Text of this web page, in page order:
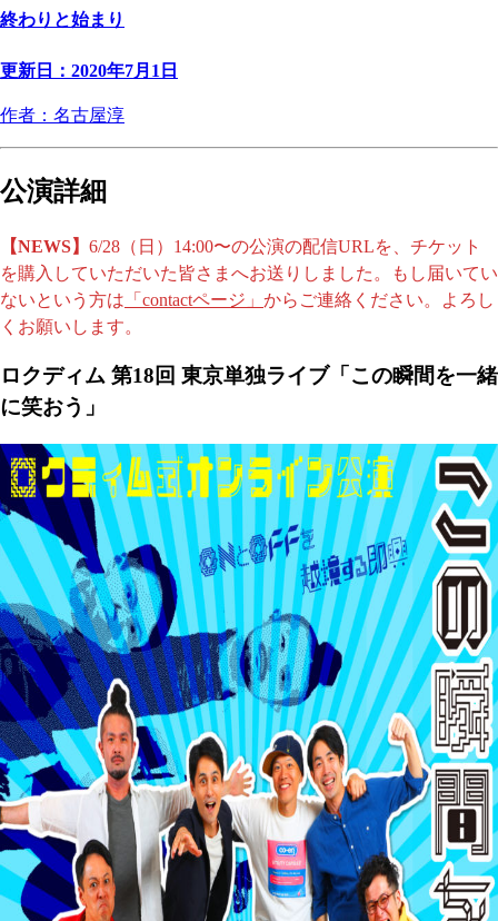
終わりと始まり
更新日：2020年7月1日
作者：名古屋淳
公演詳細
【NEWS】 6/28（日）14:00〜の公演の配信URLを、チケット
を購入していただいた皆さまへお送りしました。もし届いてい
ないという方は 「contactページ」 からご連絡ください。よろし
くお願いします。
ロクディム 第18回 東京単独ライブ「この瞬間を一緒
に笑おう」